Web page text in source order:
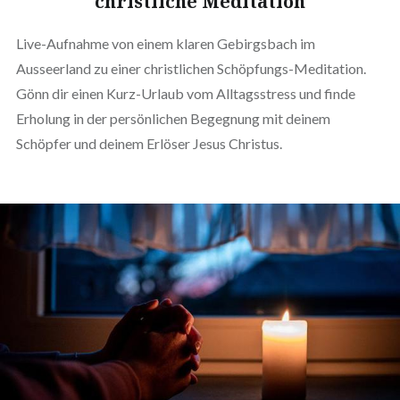
Live-Aufnahme von einem klaren Gebirgsbach im
Ausseerland zu einer christlichen Schöpfungs-Meditation.
Gönn dir einen Kurz-Urlaub vom Alltagsstress und finde
Erholung in der persönlichen Begegnung mit deinem
Schöpfer und deinem Erlöser Jesus Christus.